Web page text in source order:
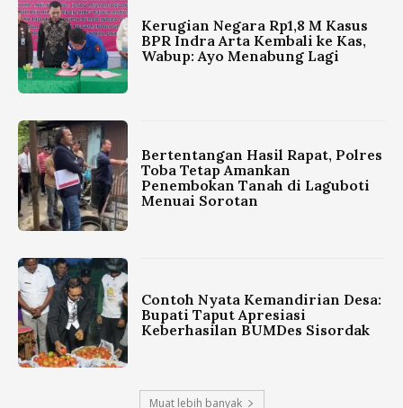
Kerugian Negara Rp1,8 M Kasus
BPR Indra Arta Kembali ke Kas,
Wabup: Ayo Menabung Lagi
Bertentangan Hasil Rapat, Polres
Toba Tetap Amankan
Penembokan Tanah di Laguboti
Menuai Sorotan
Contoh Nyata Kemandirian Desa:
Bupati Taput Apresiasi
Keberhasilan BUMDes Sisordak
Muat lebih banyak